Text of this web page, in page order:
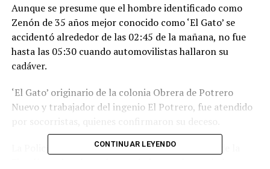
Aunque se presume que el hombre identificado como
Zenón de 35 años mejor conocido como ‘El Gato’ se
accidentó alrededor de las 02:45 de la mañana, no fue
hasta las 05:30 cuando automovilistas hallaron su
cadáver.
‘El Gato’ originario de la colonia Obrera de Potrero
Nuevo y trabajador del ingenio El Potrero, fue atendido
por socorristas, quienes confirmaron su deceso.
La Policía acordonó la zona, mientras personal de la
CONTINUAR LEYENDO